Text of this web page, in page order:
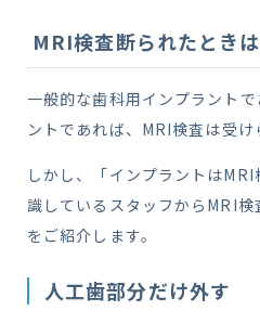
MRI検査断られたとき
一般的な歯科用インプラント
ントであれば、MRI検査は受け
しかし、「インプラントは
識しているスタッフからMRI
をご紹介します。
人工歯部分だけ外す